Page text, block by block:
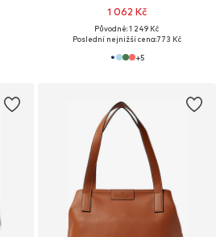
1 062 Kč
Původně: 1 249 Kč
Poslední nejnižší cena:773 Kč
+5